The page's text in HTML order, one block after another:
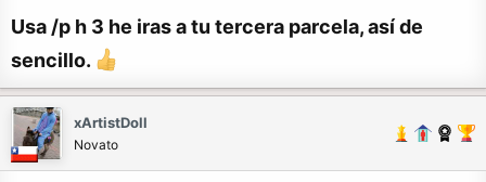
Usa /p h 3 he iras a tu tercera parcela, así de
sencillo.
xArtistDoll
Novato